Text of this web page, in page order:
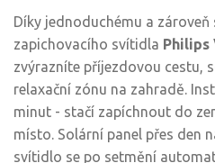
Díky jednoduchému a
zapichovacího svítidla Philips
zvýrazníte příjezdovou cestu,
relaxační zónu na zahradě.
minut - stačí zapíchnout do
místo. Solární panel přes den
svítidlo se po setmění